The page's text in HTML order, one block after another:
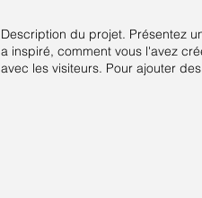
Description du projet. Présentez
a inspiré, comment vous l'avez
avec les visiteurs. Pour ajouter